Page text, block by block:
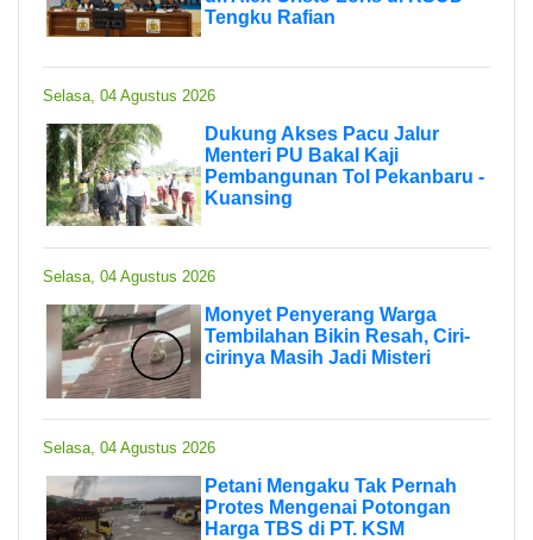
Tengku Rafian
Selasa, 04 Agustus 2026
Dukung Akses Pacu Jalur
Menteri PU Bakal Kaji
Pembangunan Tol Pekanbaru -
Kuansing
Selasa, 04 Agustus 2026
Monyet Penyerang Warga
Tembilahan Bikin Resah, Ciri-
cirinya Masih Jadi Misteri
Selasa, 04 Agustus 2026
Petani Mengaku Tak Pernah
Protes Mengenai Potongan
Harga TBS di PT. KSM